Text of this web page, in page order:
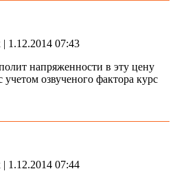
| 1.12.2014 07:43
напряженности в эту цену
учетом озвученого фактора курс
| 1.12.2014 07:44